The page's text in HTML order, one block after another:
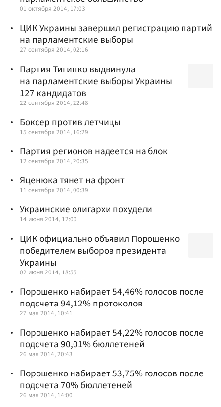
01 октября 2014, 17:03
ЦИК Украины завершил регистрацию партий
на парламентские выборы
27 сентября 2014, 02:16
Партия Тигипко выдвинула
на парламентские выборы Украины
127 кандидатов
22 сентября 2014, 22:48
Боксер против летчицы
15 сентября 2014, 16:29
Партия регионов надеется на блок
12 сентября 2014, 20:35
Яценюка тянет на фронт
11 сентября 2014, 00:39
Украинские олигархи похудели
14 июня 2014, 12:00
ЦИК официально объявил Порошенко
победителем выборов президента
Украины
02 июня 2014, 18:55
Порошенко набирает 54,46% голосов после
подсчета 94,12% протоколов
27 мая 2014, 10:41
Порошенко набирает 54,22% голосов после
подсчета 90,01% бюллетеней
26 мая 2014, 20:43
Порошенко набирает 53,75% голосов после
подсчета 70% бюллетеней
26 мая 2014, 14:00